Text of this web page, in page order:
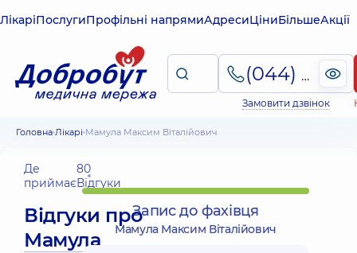
ЛікаріПослугиПрофільні напрямиАдресиЦіниБільшеАкції
(044) 495-2-888
Замовити дзвінок
Головна Лікарі Мамула Максим Віталійович
Де
приймає
80
Відгуки
Відгуки про
Мамула
Запис до фахівця
Мамула Максим Віталійович